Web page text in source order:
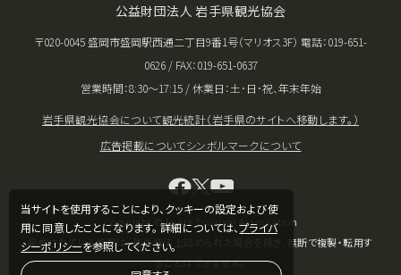
当サイトを使用することにより、クッキーの設定および使
用に同意したことになります。 詳細については、プライバ
シーポリシーを参照してください。
公益財団法人 岩手県観光協会
〒020-0045 盛岡市盛岡駅西通二丁目9番1号（マリオス3F） 電話：019-651-
0626 / FAX：019-651-0637
営業時間：8:30〜17:15 / 休業日：土･日･祝、年末年始
岩手県観光協会について観光統計（岩手県のサイトへ移動します。）
広告掲載についてシンボルマークについて
Copyright © Iwate Tourism Association
掲載されている情報は、著作権法上認められた場合を除き、無断で複製・転用す
ることはできません。